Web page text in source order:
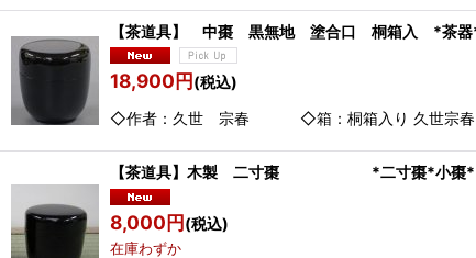
【茶道具】 中棗 黒無地 塗合口 桐箱入 *茶器
18,900円(税込)
◇作者：久世 宗春 ◇箱：桐箱入り 久世宗春
【茶道具】木製 二寸棗 *二寸棗*小棗
8,000円(税込)
在庫わずか